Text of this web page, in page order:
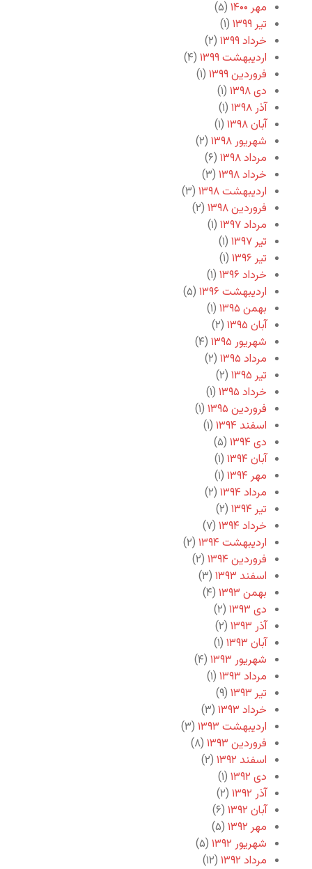
مهر ۱۴۰۰
(۵)
تیر ۱۳۹۹
(۱)
خرداد ۱۳۹۹
(۲)
اردیبهشت ۱۳۹۹
(۴)
فروردین ۱۳۹۹
(۱)
دی ۱۳۹۸
(۱)
آذر ۱۳۹۸
(۱)
آبان ۱۳۹۸
(۱)
شهریور ۱۳۹۸
(۲)
مرداد ۱۳۹۸
(۶)
خرداد ۱۳۹۸
(۳)
اردیبهشت ۱۳۹۸
(۳)
فروردین ۱۳۹۸
(۲)
مرداد ۱۳۹۷
(۱)
تیر ۱۳۹۷
(۱)
تیر ۱۳۹۶
(۱)
خرداد ۱۳۹۶
(۱)
اردیبهشت ۱۳۹۶
(۵)
بهمن ۱۳۹۵
(۱)
آبان ۱۳۹۵
(۲)
شهریور ۱۳۹۵
(۴)
مرداد ۱۳۹۵
(۲)
تیر ۱۳۹۵
(۲)
خرداد ۱۳۹۵
(۱)
فروردین ۱۳۹۵
(۱)
اسفند ۱۳۹۴
(۱)
دی ۱۳۹۴
(۵)
آبان ۱۳۹۴
(۱)
مهر ۱۳۹۴
(۱)
مرداد ۱۳۹۴
(۲)
تیر ۱۳۹۴
(۲)
خرداد ۱۳۹۴
(۷)
اردیبهشت ۱۳۹۴
(۲)
فروردین ۱۳۹۴
(۲)
اسفند ۱۳۹۳
(۳)
بهمن ۱۳۹۳
(۴)
دی ۱۳۹۳
(۲)
آذر ۱۳۹۳
(۲)
آبان ۱۳۹۳
(۱)
شهریور ۱۳۹۳
(۴)
مرداد ۱۳۹۳
(۱)
تیر ۱۳۹۳
(۹)
خرداد ۱۳۹۳
(۳)
اردیبهشت ۱۳۹۳
(۳)
فروردین ۱۳۹۳
(۸)
اسفند ۱۳۹۲
(۲)
دی ۱۳۹۲
(۱)
آذر ۱۳۹۲
(۲)
آبان ۱۳۹۲
(۶)
مهر ۱۳۹۲
(۵)
شهریور ۱۳۹۲
(۵)
مرداد ۱۳۹۲
(۱۲)